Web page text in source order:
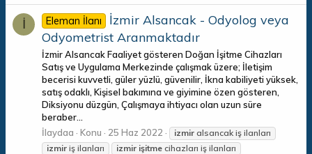
İ Eleman İlanı
İzmir Alsancak - Odyolog veya
Odyometrist Aranmaktadır
İzmir Alsancak Faaliyet gösteren Doğan İşitme Cihazları
Satış ve Uygulama Merkezinde çalışmak üzere; İletişim
becerisi kuvvetli, güler yüzlü, güvenilir, İkna kabiliyeti yüksek,
satış odaklı, Kişisel bakımına ve giyimine özen gösteren,
Diksiyonu düzgün, Çalışmaya ihtiyacı olan uzun süre
beraber...
İlaydaa
Konu 25 Haz 2022 izmir alsancak iş ilanları
izmir iş ilanları izmir işitme cihazları iş ilanları